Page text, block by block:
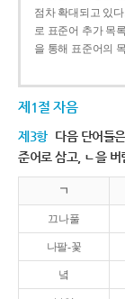
점차 확대되고 있
로 표준어 추가 목
을 통해 표준어의
제1절 자음
제3항 다음 단어들
준어로 삼고, ㄴ을 버
ㄱ
끄나풀
나팔-꽃
녘